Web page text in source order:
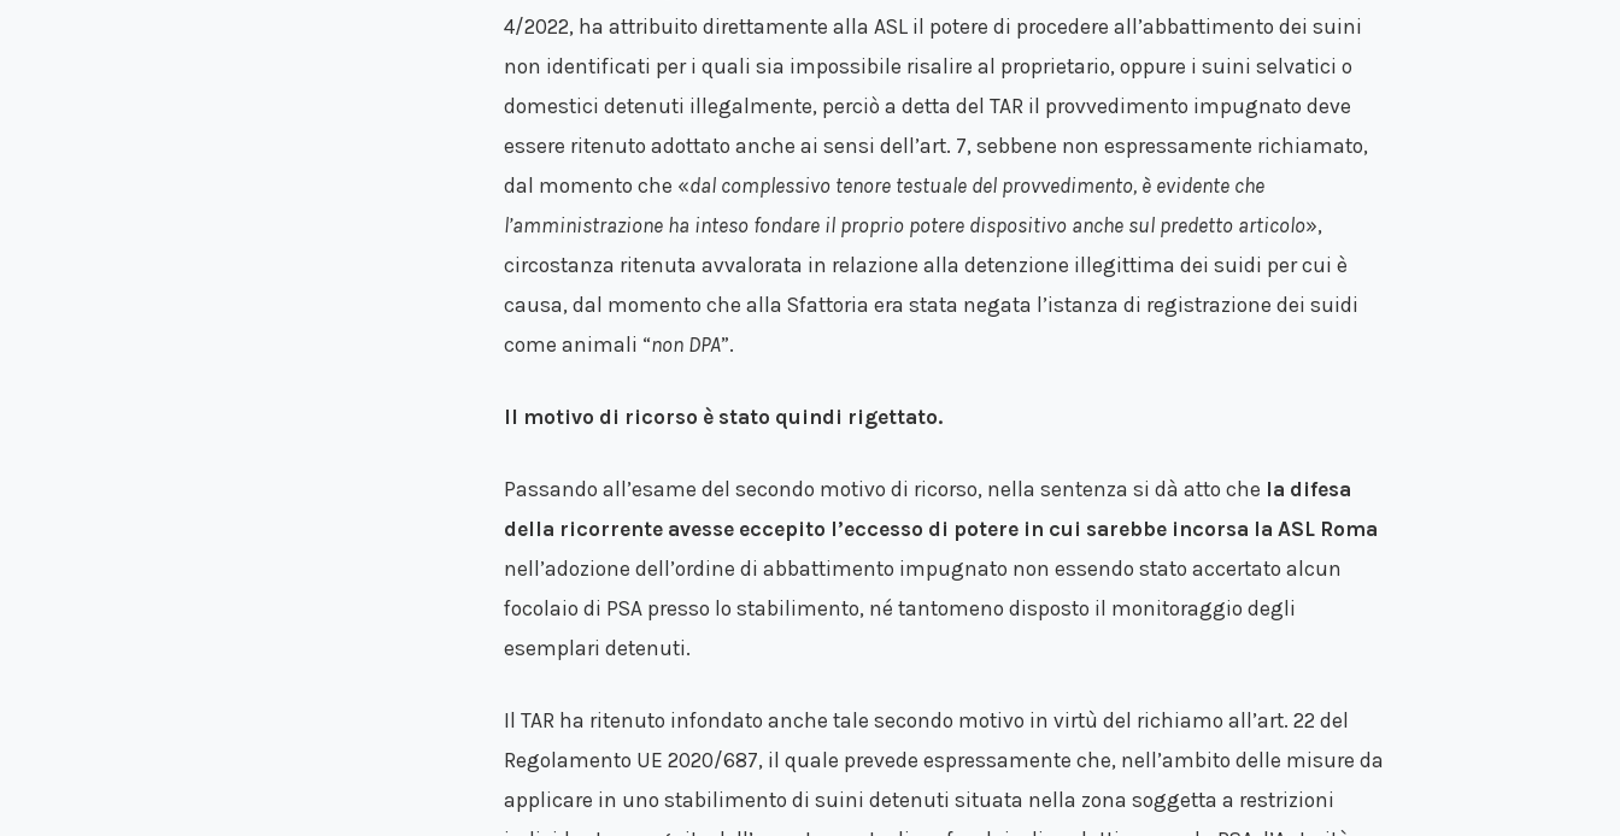
4/2022, ha attribuito direttamente alla ASL il potere di procedere all’abbattimento dei suini
non identificati per i quali sia impossibile risalire al proprietario, oppure i suini selvatici o
domestici detenuti illegalmente, perciò a detta del TAR il provvedimento impugnato deve
essere ritenuto adottato anche ai sensi dell’art. 7, sebbene non espressamente richiamato,
dal momento che «dal complessivo tenore testuale del provvedimento, è evidente che
l’amministrazione ha inteso fondare il proprio potere dispositivo anche sul predetto articolo»,
circostanza ritenuta avvalorata in relazione alla detenzione illegittima dei suidi per cui è
causa, dal momento che alla Sfattoria era stata negata l’istanza di registrazione dei suidi
come animali “non DPA”.
Il motivo di ricorso è stato quindi rigettato.
Passando all’esame del secondo motivo di ricorso, nella sentenza si dà atto che la difesa
della ricorrente avesse eccepito l’eccesso di potere in cui sarebbe incorsa la ASL Roma
nell’adozione dell’ordine di abbattimento impugnato non essendo stato accertato alcun
focolaio di PSA presso lo stabilimento, né tantomeno disposto il monitoraggio degli
esemplari detenuti.
Il TAR ha ritenuto infondato anche tale secondo motivo in virtù del richiamo all’art. 22 del
Regolamento UE 2020/687, il quale prevede espressamente che, nell’ambito delle misure da
applicare in uno stabilimento di suini detenuti situata nella zona soggetta a restrizioni